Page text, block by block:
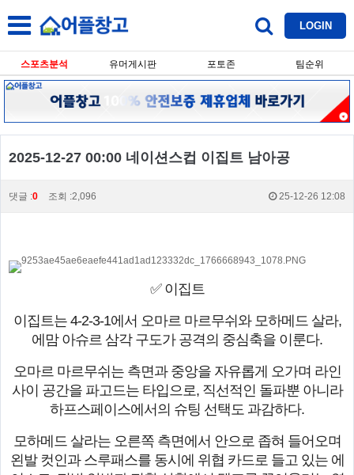
LOGIN
스포츠분석 유머게시판 포토존 팀순위
2025-12-27 00:00 네이션스컵 이집트 남아공
댓글 :0 조회 :2,096 25-12-26 12:08
✅ 이집트
이집트는 4-2-3-1에서 오마르 마르무쉬와 모하메드 살라,
에맘 아슈르 삼각 구도가 공격의 중심축을 이룬다.
오마르 마르무쉬는 측면과 중앙을 자유롭게 오가며 라인
사이 공간을 파고드는 타입으로, 직선적인 돌파뿐 아니라
하프스페이스에서의 슈팅 선택도 과감하다.
모하메드 살라는 오른쪽 측면에서 안으로 좁혀 들어오며
왼발 컷인과 스루패스를 동시에 위협 카드로 들고 있는 에